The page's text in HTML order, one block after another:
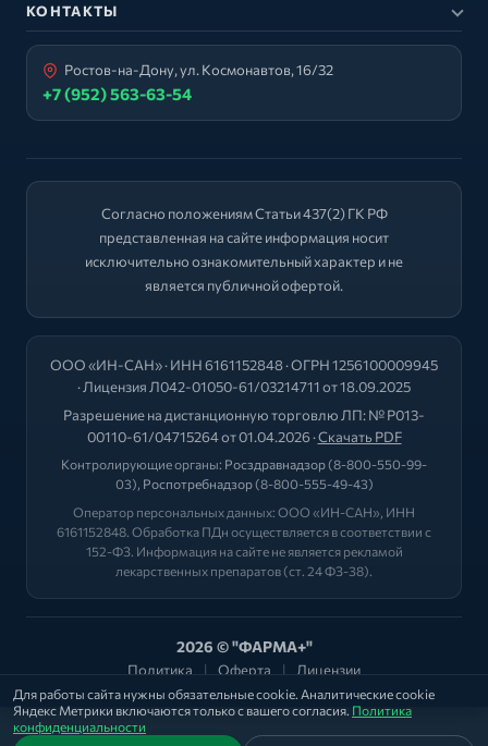
Для работы сайта нужны обязательные cookie. Аналитические cookie
Яндекс Метрики включаются только с вашего согласия. Политика
конфиденциальности
КОНТАКТЫ
Ростов-на-Дону, ул. Космонавтов, 16/32
+7 (952) 563-63-54
Согласно положениям Статьи 437(2) ГК РФ
представленная на сайте информация носит
исключительно ознакомительный характер и не
является публичной офертой.
ООО «ИН-САН» · ИНН 6161152848 · ОГРН 1256100009945
· Лицензия Л042-01050-61/03214711 от 18.09.2025
Разрешение на дистанционную торговлю ЛП: № Р013-
00110-61/04715264 от 01.04.2026 ·Скачать PDF
Контролирующие органы: Росздравнадзор(8-800-550-99-
03), Роспотребнадзор(8-800-555-49-43)
Оператор персональных данных: ООО «ИН-САН», ИНН
6161152848. Обработка ПДн осуществляется в соответствии с
152-ФЗ. Информация на сайте не является рекламой
лекарственных препаратов (ст. 24 ФЗ-38).
2026 © "ФАРМА+"
Политика | Оферта | Лицензии